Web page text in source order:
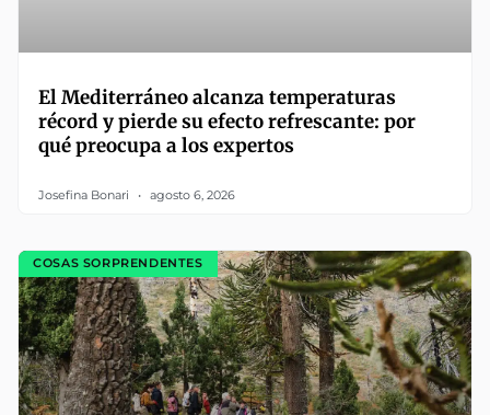
El Mediterráneo alcanza temperaturas
récord y pierde su efecto refrescante: por
qué preocupa a los expertos
Josefina Bonari agosto 6, 2026
COSAS SORPRENDENTES